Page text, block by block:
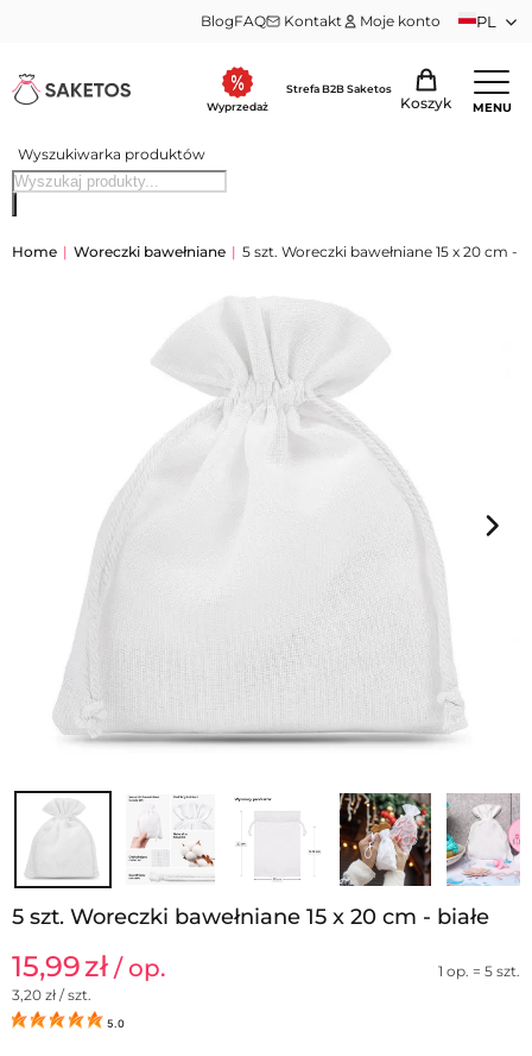
BlogFAQ Kontakt Moje konto PL
Wyszukiwarka produktów
Wyprzedaż
Strefa B2B Saketos
Koszyk MENU
Home | Woreczki bawełniane | 5 szt. Woreczki bawełniane 15 x 20 cm -
5 szt. Woreczki bawełniane 15 x 20 cm - białe
15,99zł / op.
1 op. = 5 szt.
3,20 zł / szt.
5.0